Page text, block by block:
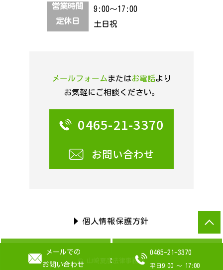
メールでの
お問い合わせ
0465-21-3370
平日9:00 ～ 17:00
営業時間
9:00～17:00
定休日
土日祝
メールフォームまたはお電話より
お気軽にご相談ください。
0465-21-3370
お問い合わせ
個人情報保護方針
© 山﨑夏彦法律事務所